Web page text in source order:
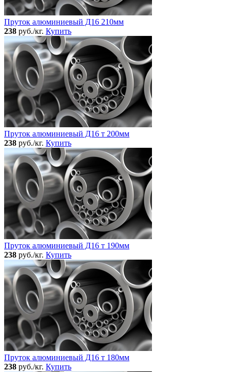
Пруток алюминиевый Д16 210мм
238 руб./кг. Купить
Пруток алюминиевый Д16 т 200мм
238 руб./кг. Купить
Пруток алюминиевый Д16 т 190мм
238 руб./кг. Купить
Пруток алюминиевый Д16 т 180мм
238 руб./кг. Купить